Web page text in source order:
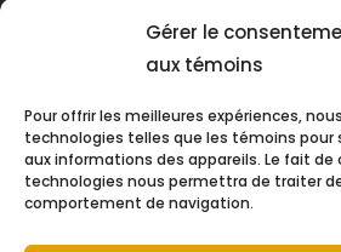
Gérer le
aux témoins
Pour offrir les meilleures expériences,
technologies telles que les témoins
aux informations des appareils. Le fait de
technologies nous permettra de traiter
comportement de navigation.
Téléphone :
(418) 622-1001
Heures